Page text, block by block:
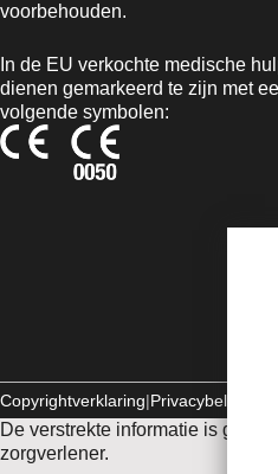
voorbehouden.
In de EU verkochte medische
dienen gemarkeerd te zijn met
volgende symbolen:
Copyrightverklaring Privacybeleid
De verstrekte informatie is geen
zorgverlener.